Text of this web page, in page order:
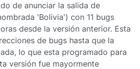
de anunciar la salida de
'Bolivia') con 11 bugs
desde la versión anterior. Esta
de bugs hasta que la
lo que esta programado para
versión fue mayormente